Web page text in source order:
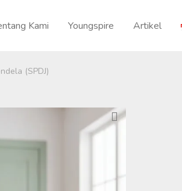
Kami Youngspire Artikel
(SPDJ)